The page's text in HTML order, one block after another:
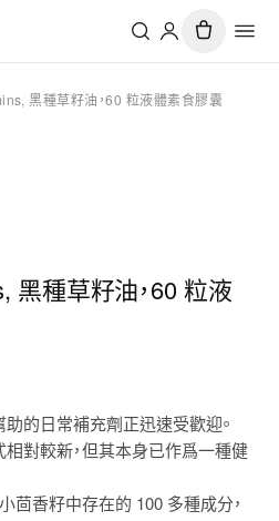
黑種草籽油，60 粒液體素食膠囊
黑種草籽油，60 粒液
的日常補充劑正迅速受歡迎。
對較新，但其本身已作爲一種健
茴香籽中存在的 100 多種成分，